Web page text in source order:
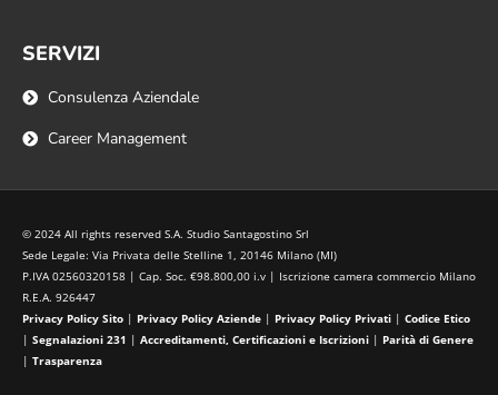
SERVIZI
Consulenza Aziendale
Career Management
© 2024 All rights reserved S.A. Studio Santagostino Srl
Sede Legale: Via Privata delle Stelline 1, 20146 Milano (MI)
P.IVA 02560320158 | Cap. Soc. €98.800,00 i.v | Iscrizione camera commercio Milano
R.E.A. 926447
Privacy Policy Sito | Privacy Policy Aziende | Privacy Policy Privati | Codice Etico
| Segnalazioni 231 | Accreditamenti, Certificazioni e Iscrizioni | Parità di Genere
| Trasparenza